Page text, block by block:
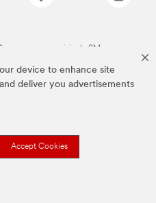
device to enhance site
deliver you advertisements
Accept Cookies
marcas comerciais da 3M.